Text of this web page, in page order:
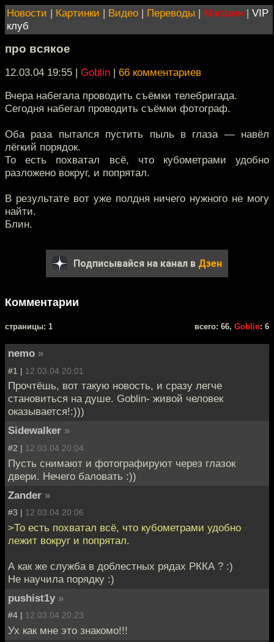
Новости | Картинки | Видео | Переводы | Магазин | VIP
клуб
про всякое
12.03.04 19:55 | Goblin | 66 комментариев
Вчера набегала проводить съёмки телебригада.
Сегодня набегал проводить съёмки фотограф.
Оба раза пытался пустить пыль в глаза — навёл
лёгкий порядок.
То есть похватал всё, что кубометрами удобно
разложено вокруг, и попрятал.
В результате вот уже полдня ничего нужного не могу
найти.
Блин.
Подписывайся на канал в Дзен
Комментарии
cтраницы: 1 всего: 66, Goblin: 6
nemo »
#1 | 12.03.04 20:01
Прочтёшь, вот такую новость, и сразу легче
становиться на душе. Goblin- живой человек
оказывается!:)))
Sidewalker »
#2 | 12.03.04 20:04
Пусть снимают и фотографируют через глазок
двери. Нечего баловать :))
Zander »
#3 | 12.03.04 20:06
>То есть похватал всё, что кубометрами удобно
лежит вокруг и попрятал.
А как же служба в доблестных рядах РККА ? :)
Не научила порядку :)
pushist1y »
#4 | 12.03.04 20:23
Ух как мне это знакомо!!!